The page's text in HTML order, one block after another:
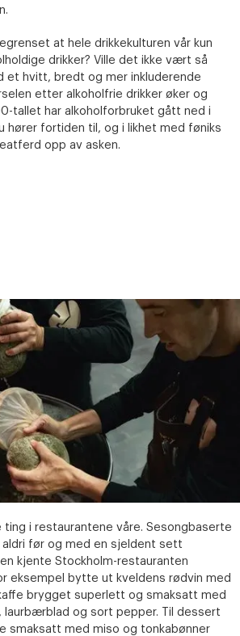
at hele drikkekulturen vår kun
drikker? Ville det ikke vært så
et hvitt, bredt og mer inkluderende
etter alkoholfrie drikker øker og
tallet har alkoholforbruket gått ned i
hører fortiden til, og i likhet med føniks
opp av asken.
ting i restaurantene våre. Sesongbaserte
før og med en sjeldent sett
kjente Stockholm-restauranten
eksempel bytte ut kveldens rødvin med
brygget superlett og smaksatt med
laurbærblad og sort pepper. Til dessert
smaksatt med miso og tonkabønner